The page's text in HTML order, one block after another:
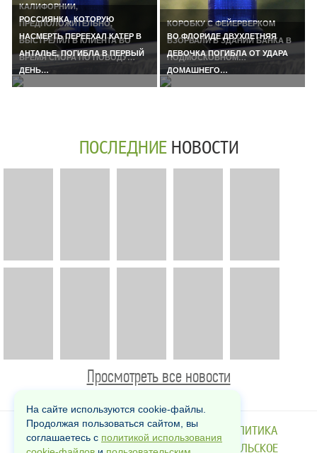
КАЛИФОРНИИ,
ПРЕДПОЛОЖИТЕЛЬНО,
ВЫСТРЕЛИЛ В КЛИЕНТА ВО
ВРЕМЯ СПОРА ПО ПОВОДУ…
КОРОБКУ С ФЕЙЕРВЕРКОМ
ВЗОРВАЛИ В ЗДАНИИ БАНКА В
ПОДМОСКОВНОМ…
РОССИЯНКА, КОТОРУЮ
НАСМЕРТЬ ПЕРЕЕХАЛ КАТЕР В
АНТАЛЬЕ, ПОГИБЛА В ПЕРВЫЙ
ДЕНЬ…
ВО ФЛОРИДЕ ДВУХЛЕТНЯЯ
ДЕВОЧКА ПОГИБЛА ОТ УДАРА
ДОМАШНЕГО…
ПОСЛЕДНИЕ НОВОСТИ
Просмотреть все новости
КОНТАКТЫ РЕКЛАМА О НАС
ПОЛИТИКА
ИСПОЛЬЗОВАНИЯ COOKIE
ПОЛЬЗОВАТЕЛЬСКОЕ
На сайте используются cookie-файлы.
Продолжая пользоваться сайтом, вы
соглашаетесь с политикой использования